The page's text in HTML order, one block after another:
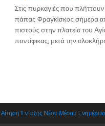
Στις πυρκαγιές που
πάπας Φραγκίσκος σήμερα
πιστούς στην πλατεία του
ποντίφικας, μετά την
Αίτηση Ένταξης Νέου Μέσου